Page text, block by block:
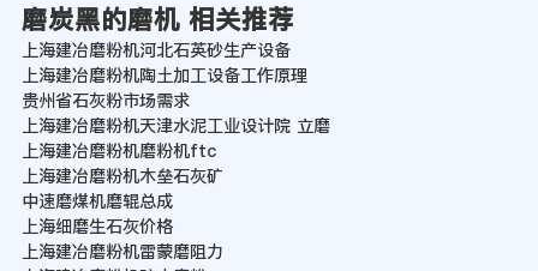
磨炭黑的磨机 相关推荐
上海建冶磨粉机河北石英砂生产设备
上海建冶磨粉机陶土加工设备工作原理
贵州省石灰粉市场需求
上海建冶磨粉机天津水泥工业设计院 立磨
上海建冶磨粉机磨粉机ftc
上海建冶磨粉机木垒石灰矿
中速磨煤机磨辊总成
上海细磨生石灰价格
上海建冶磨粉机雷蒙磨阻力